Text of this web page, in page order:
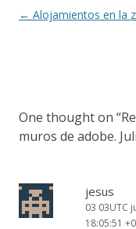
Post navigation
← Alojamientos en la
One thought on “
muros de adobe.
jesus
03 03UTC
18:05:51